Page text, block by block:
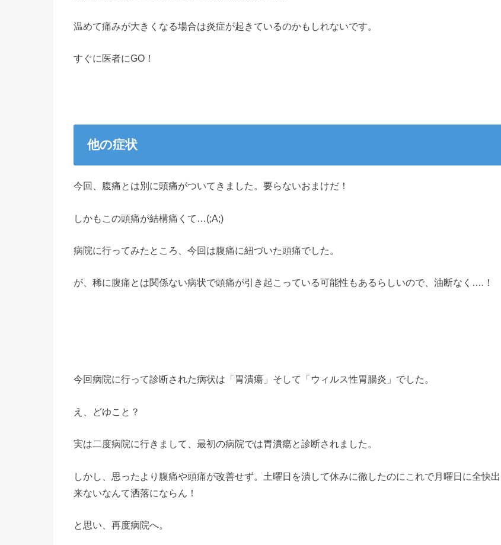
温めて痛みが大きくなる場合は炎症が起きているのかもしれないです。
すぐに医者にGO！
他の症状
今回、腹痛とは別に頭痛がついてきました。要らないおまけだ！
しかもこの頭痛が結構痛くて…(;A;)
病院に行ってみたところ、今回は腹痛に紐づいた頭痛でした。
が、稀に腹痛とは関係ない病状で頭痛が引き起こっている可能性もあるらしいので、油断なく….！
今回病院に行って診断された病状は「胃潰瘍」そして「ウィルス性胃腸炎」でした。
え、どゆこと？
実は二度病院に行きまして、最初の病院では胃潰瘍と診断されました。
しかし、思ったより腹痛や頭痛が改善せず。土曜日を潰して休みに徹したのにこれで月曜日に全快出
来ないなんて洒落にならん！
と思い、再度病院へ。